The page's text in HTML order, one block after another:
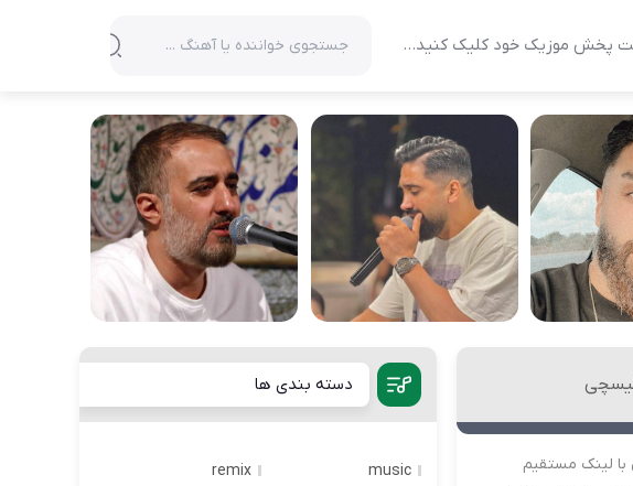
پخش موزیک خود کلیک کنید…
با لینک مستقیم
دسته بندی ها
music
remix